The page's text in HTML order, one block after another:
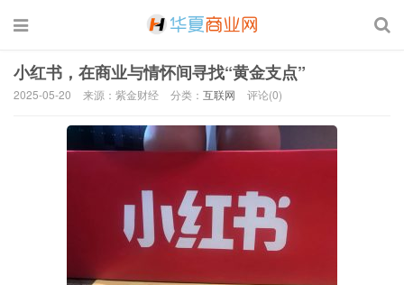
小红书，在商业与情怀间寻找“黄金支点”
2025-05-20 来源：紫金财经 分类： 互联网 评论(0)